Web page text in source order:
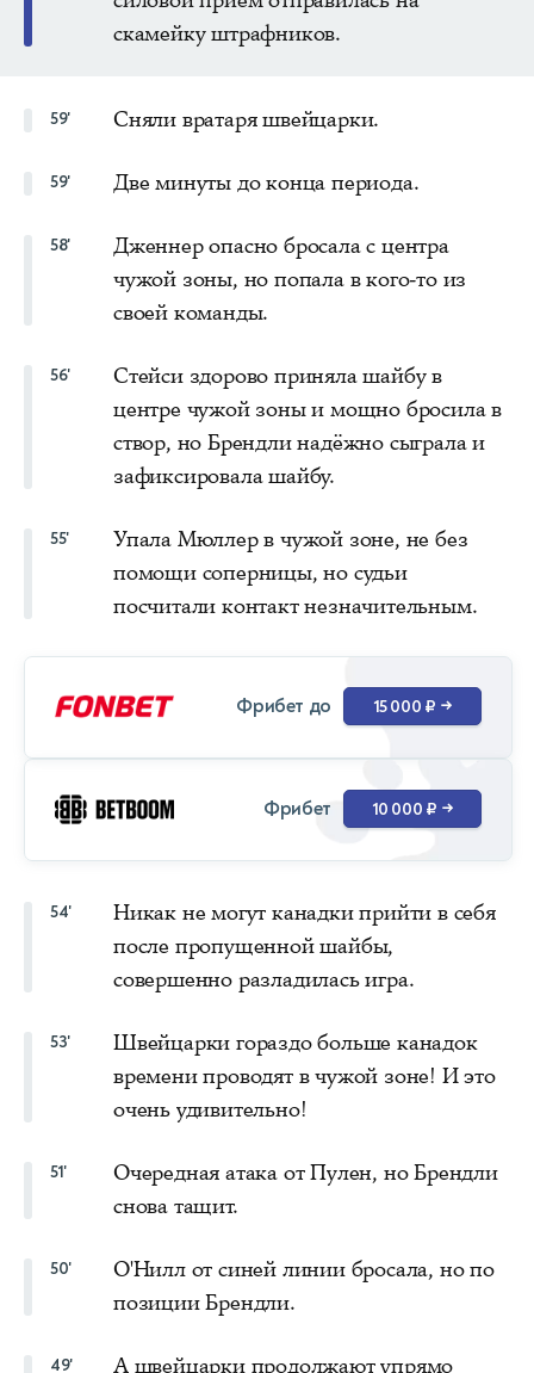
скамейку штрафников.
59' Сняли вратаря швейцарки.
59' Две минуты до конца периода.
58'
Дженнер опасно бросала с центра
чужой зоны, но попала в кого-то из
своей команды.
56'
Стейси здорово приняла шайбу в
центре чужой зоны и мощно бросила в
створ, но Брендли надёжно сыграла и
зафиксировала шайбу.
55'
Упала Мюллер в чужой зоне, не без
помощи соперницы, но судьи
посчитали контакт незначительным.
Фрибет до 15 000 ₽ →
Фрибет 10 000 ₽ →
54'
Никак не могут канадки прийти в себя
после пропущенной шайбы,
совершенно разладилась игра.
53'
Швейцарки гораздо больше канадок
времени проводят в чужой зоне! И это
очень удивительно!
51'
Очередная атака от Пулен, но Брендли
снова тащит.
50'
О'Нилл от синей линии бросала, но по
позиции Брендли.
49' А швейцарки продолжают упрямо